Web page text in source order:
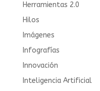
Herramientas 2.0
Hilos
Imágenes
Infografías
Innovación
Inteligencia Artificial